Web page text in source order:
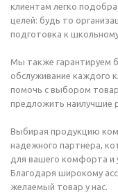
клиентам легко
целей: будь то
подготовка к
Мы также гарантируем
обслуживание каждого
помочь с выбором
предложить наилучшие
Выбирая продукцию
надежного партнера,
для вашего комфорта и
Благодаря широкому
желаемый товар у нас.